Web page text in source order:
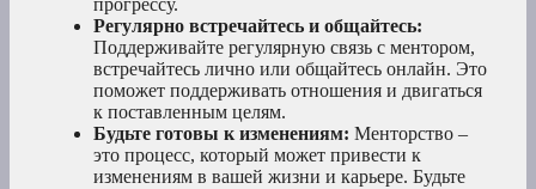
прогрессу.
Регулярно встречайтесь и общайтесь:
Поддерживайте регулярную связь с ментором,
встречайтесь лично или общайтесь онлайн. Это
поможет поддерживать отношения и двигаться
к поставленным целям.
Будьте готовы к изменениям: Менторство –
это процесс, который может привести к
изменениям в вашей жизни и карьере. Будьте